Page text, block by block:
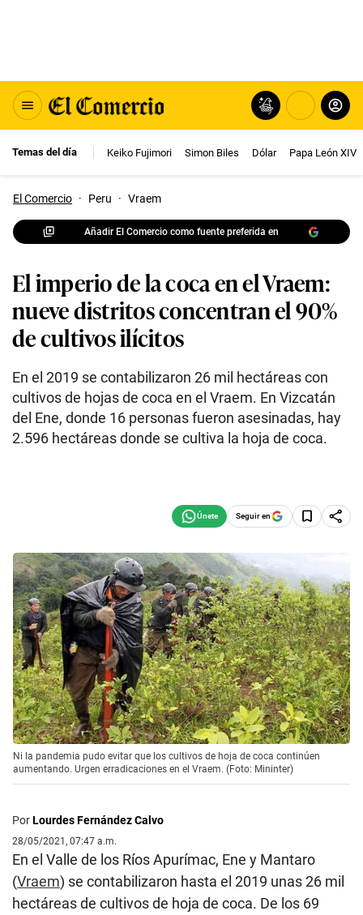
Temas del día Keiko Fujimori Simon Biles Dólar Papa León XIV
El Comercio · Peru · Vraem
Añadir El Comercio como fuente preferida en
El imperio de la coca en el Vraem:
nueve distritos concentran el 90%
de cultivos ilícitos
En el 2019 se contabilizaron 26 mil hectáreas con
cultivos de hojas de coca en el Vraem. En Vizcatán
del Ene, donde 16 personas fueron asesinadas, hay
2.596 hectáreas donde se cultiva la hoja de coca.
Seguir en
Ni la pandemia pudo evitar que los cultivos de hoja de coca continúen
aumentando. Urgen erradicaciones en el Vraem. (Foto: Mininter)
PorLourdes Fernández Calvo
28/05/2021, 07:47 a.m.
En el Valle de los Ríos Apurímac, Ene y Mantaro
(Vraem) se contabilizaron hasta el 2019 unas 26 mil
hectáreas de cultivos de hoja de coca. De los 69